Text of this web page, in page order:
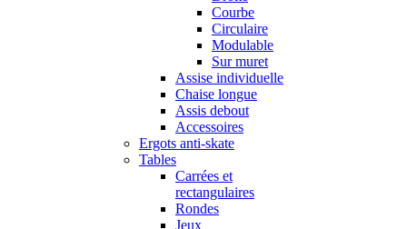
Courbe
Circulaire
Modulable
Sur muret
Assise individuelle
Chaise longue
Assis debout
Accessoires
Ergots anti-skate
Tables
Carrées et
rectangulaires
Rondes
Jeux